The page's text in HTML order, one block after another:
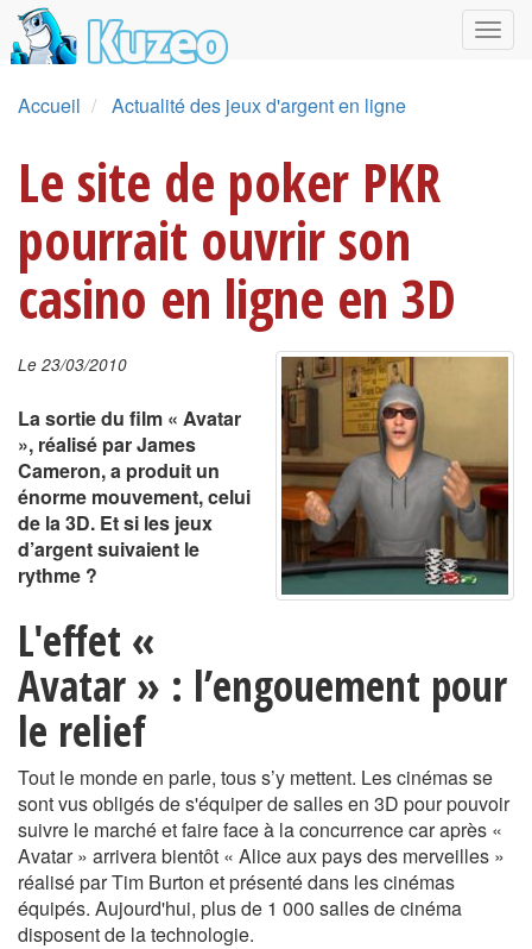
Accueil Actualité des jeux d'argent en ligne
Le site de poker PKR
pourrait ouvrir son
casino en ligne en 3D
Le 23/03/2010
La sortie du film « Avatar
», réalisé par James
Cameron, a produit un
énorme mouvement, celui
de la 3D. Et si les jeux
d’argent suivaient le
rythme ?
L'effet «
Avatar » : l’engouement pour
le relief
Tout le monde en parle, tous s’y mettent. Les cinémas se
sont vus obligés de s'équiper de salles en 3D pour pouvoir
suivre le marché et faire face à la concurrence car après «
Avatar » arrivera bientôt « Alice aux pays des merveilles »
réalisé par Tim Burton et présenté dans les cinémas
équipés. Aujourd'hui, plus de 1 000 salles de cinéma
disposent de la technologie.